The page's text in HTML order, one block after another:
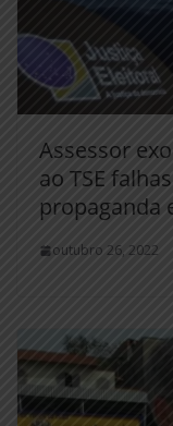
Assessor
ao TSE
propaganda
outubro 26, 2022